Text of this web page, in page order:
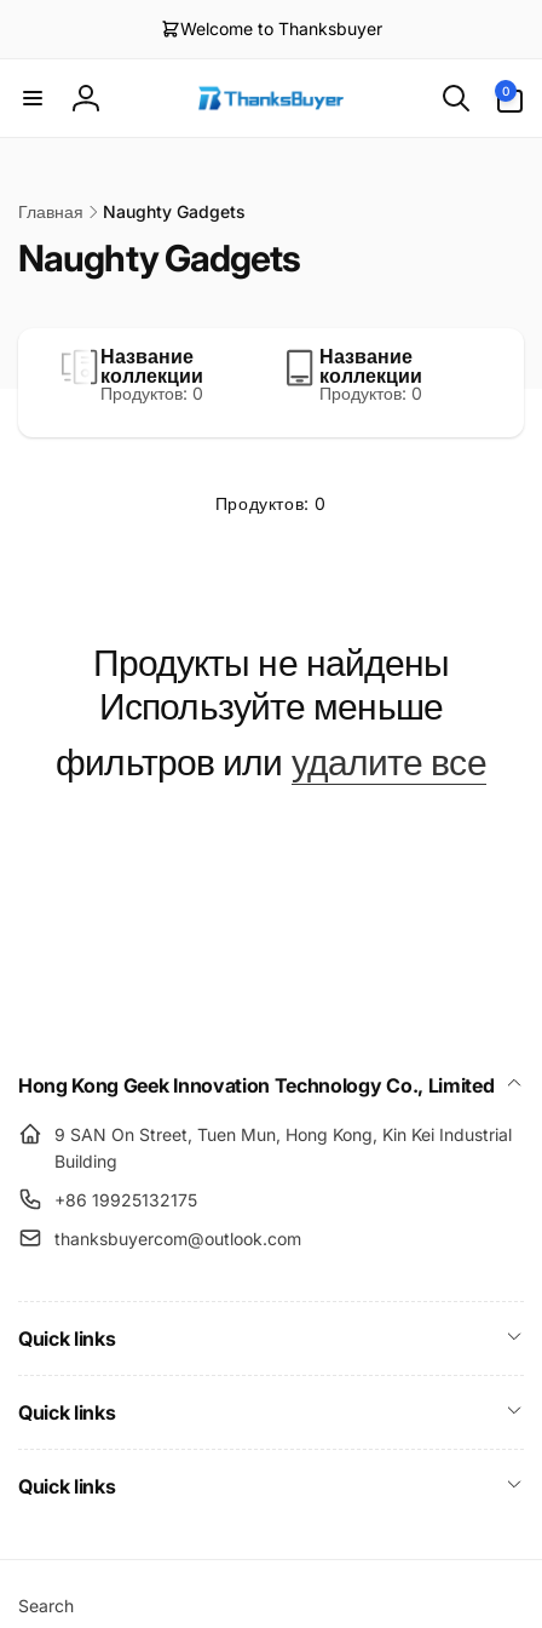
Welcome to Thanksbuyer
Войти
0
Элементов:
Главная Naughty Gadgets
Naughty Gadgets
Название
коллекции
Продуктов: 0
Название
коллекции
Продуктов: 0
Продуктов: 0
Продукты не найдены
Используйте меньше
фильтров или удалите все
Hong Kong Geek Innovation Technology Co., Limited
9 SAN On Street, Tuen Mun, Hong Kong, Kin Kei Industrial
Building
+86 19925132175
thanksbuyercom@outlook.com
Quick links
Quick links
Quick links
Search